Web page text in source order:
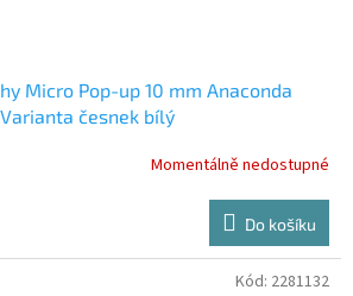
Micro Pop-up 10 mm Anaconda
Varianta česnek bílý
Momentálně nedostupné
Do košíku
Kód: 2281132